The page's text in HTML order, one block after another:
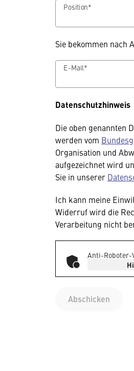
Position*
Sie bekommen nach
E-Mail*
Datenschutzhinweis
Die oben genannten
werden vom
Organisation und
aufgezeichnet wird
Sie in unserer
Ich kann meine
Widerruf wird die
Verarbeitung nicht
Anti-Roboter-
Abschicken